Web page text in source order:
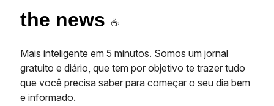
the news ☕️
Mais inteligente em 5 minutos. Somos um jornal
gratuito e diário, que tem por objetivo te trazer tudo
que você precisa saber para começar o seu dia bem
e informado.